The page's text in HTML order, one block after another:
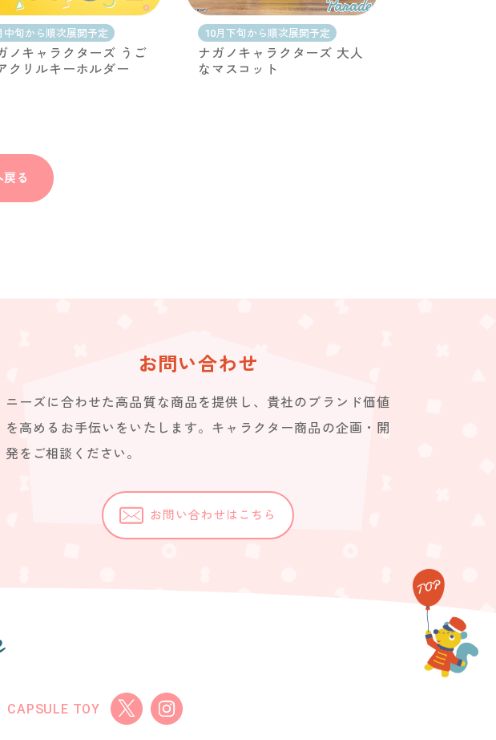
中旬から順次展開予定
ノキャラクターズ うご
クリルキーホルダー
10月下旬から順次展開予定
ナガノキャラクターズ 大人
なマスコット
る
お問い合わせ
ニーズに合わせた高品質な商品を提供し、貴社のブランド価値
を高めるお手伝いをいたします。キャラクター商品の企画・開
発をご相談ください。
お問い合わせはこちら
CAPSULE TOY